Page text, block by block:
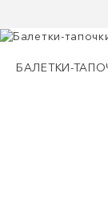
БАЛЕТКИ-